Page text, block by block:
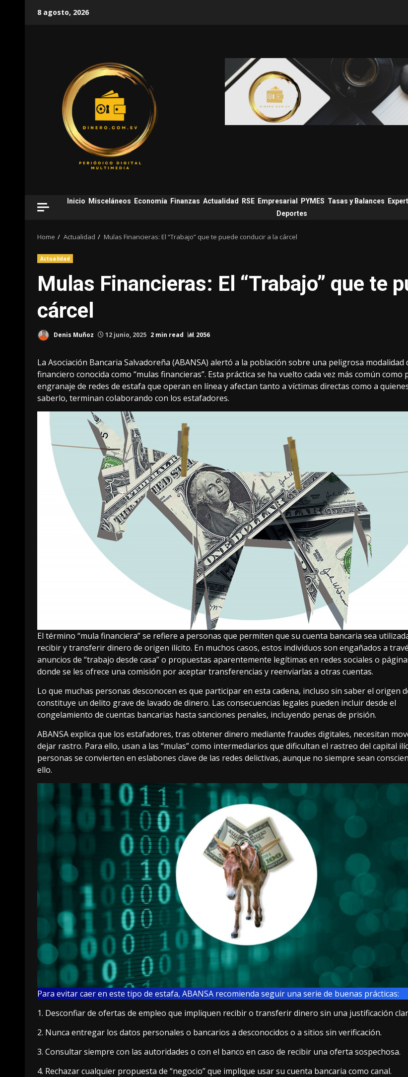
8 agosto, 2026
Inicio Misceláneos Economía Finanzas Actualidad RSE Empresarial PYMES Tasas y Balances
Deportes
Home Actualidad Mulas Financieras: El “Trabajo” que te puede conducir a la cárcel
Actualidad
Mulas Financieras: El “Trabajo” que te
cárcel
Denis Muñoz 12 junio, 2025 2 min read 2056
La Asociación Bancaria Salvadoreña (ABANSA) alertó a la población sobre una peligrosa modalidad
financiero conocida como “mulas financieras”. Esta práctica se ha vuelto cada vez más común como
engranaje de redes de estafa que operan en línea y afectan tanto a víctimas directas como a
saberlo, terminan colaborando con los estafadores.
El término “mula financiera” se refiere a personas que permiten que su cuenta bancaria sea
recibir y transferir dinero de origen ilícito. En muchos casos, estos individuos son engañados a
anuncios de “trabajo desde casa” o propuestas aparentemente legítimas en redes sociales o
donde se les ofrece una comisión por aceptar transferencias y reenviarlas a otras cuentas.
Lo que muchas personas desconocen es que participar en esta cadena, incluso sin saber el origen
constituye un delito grave de lavado de dinero. Las consecuencias legales pueden incluir desde el
congelamiento de cuentas bancarias hasta sanciones penales, incluyendo penas de prisión.
ABANSA explica que los estafadores, tras obtener dinero mediante fraudes digitales, necesitan
dejar rastro. Para ello, usan a las “mulas” como intermediarios que dificultan el rastreo del capital
personas se convierten en eslabones clave de las redes delictivas, aunque no siempre sean
ello.
Para evitar caer en este tipo de estafa, ABANSA recomienda seguir una serie de buenas prácticas:
1. Desconfiar de ofertas de empleo que impliquen recibir o transferir dinero sin una justificación
2. Nunca entregar los datos personales o bancarios a desconocidos o a sitios sin verificación.
3. Consultar siempre con las autoridades o con el banco en caso de recibir una oferta sospechosa.
4. Rechazar cualquier propuesta de “negocio” que implique usar su cuenta bancaria como canal.